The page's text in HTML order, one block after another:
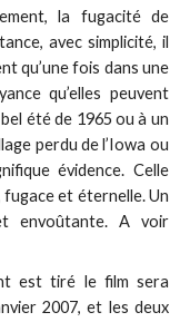
la fugacité de
avec simplicité, il
qu’une fois dans une
qu’elles peuvent
été de 1965 ou à un
perdu de l’Iowa ou
évidence. Celle
et éternelle. Un
envoûtante. A voir
est tiré le film sera
2007, et les deux